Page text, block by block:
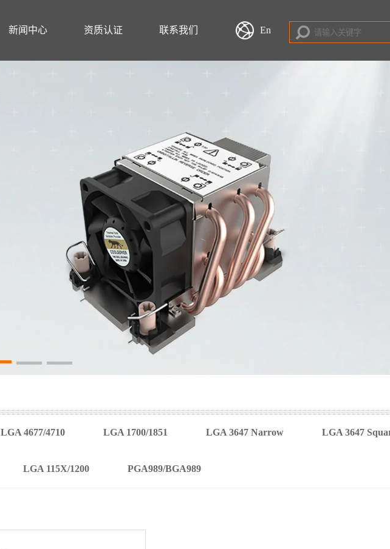
新闻中心 资质认证 联系我们 En
LGA 4677/4710 LGA 1700/1851 LGA 3647 Narrow LGA 3647
LGA 115X/1200 PGA989/BGA989